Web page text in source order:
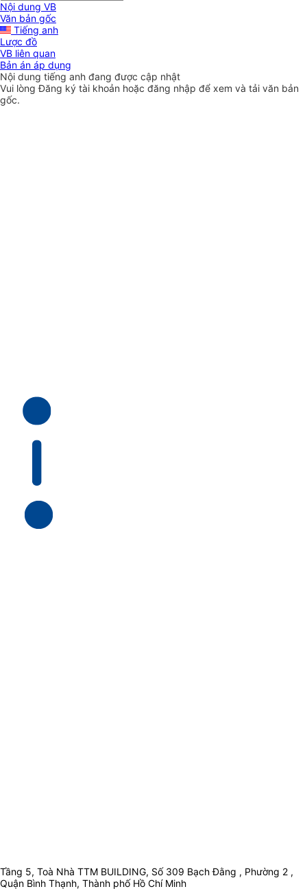
Nội dung VB
Văn bản gốc
Tiếng anh
Lược đồ
VB liên quan
Bản án áp dụng
Nội dung tiếng anh đang được cập nhật
Vui lòngĐăng ký tài khoản hoặc đăng nhập để xem và tải văn bản
gốc.
Tầng 5, Toà Nhà TTM BUILDING, Số 309 Bạch Đằng , Phường 2 ,
Quận Bình Thạnh, Thành phố Hồ Chí Minh